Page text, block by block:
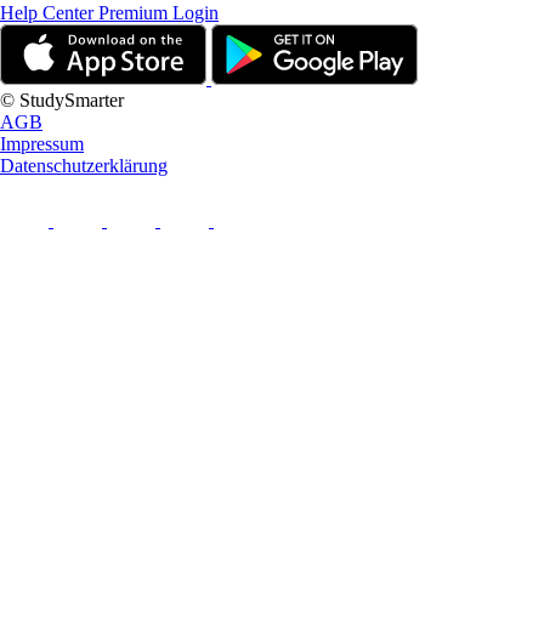
Help CenterPremium Login
© StudySmarter
AGB
Impressum
Datenschutzerklärung